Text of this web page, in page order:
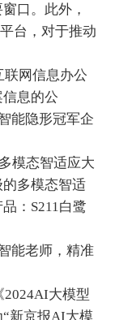
口。此外，
台，对于推动
联网信息办公
息的公
能隐形冠军企
模态智适应大
多模态智适
：S211白鹭
能老师，精准
2024AI大模型
新京报AI大模